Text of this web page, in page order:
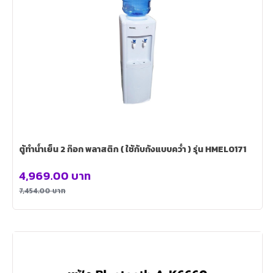
ตู้ทำน้ำเย็น 2 ก๊อก พลาสติก ( ใช้กับถังแบบคว่ำ ) รุ่น HMEL0171
7,454.00บาท
4,969.00 บาท